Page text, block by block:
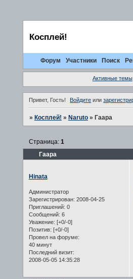
Косплей!
Форум Участники Поиск
Активные темы
Привет, Гость! Войдите или
» Косплей! » Naruto » Гаара
Гаара
Страница: 1
Hinata
Администратор
Зарегистрирован: 2008-04-25
Приглашений: 0
Сообщений: 6
Уважение: [+0/-0]
Позитив: [+0/-0]
Провел на форуме:
40 минут
Последний визит:
2008-05-05 14:35:28